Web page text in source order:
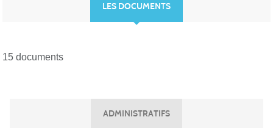
LES DOCUMENTS
15 documents
ADMINISTRATIFS